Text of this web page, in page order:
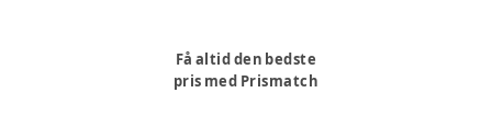
Få altid den bedste
pris med Prismatch